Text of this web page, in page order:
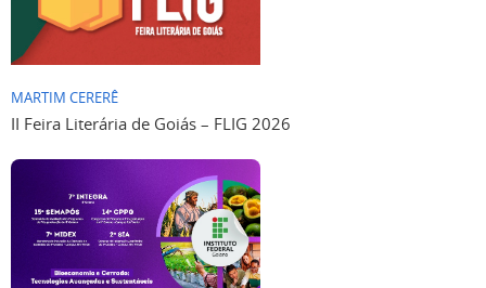
MARTIM CERERÊ
II Feira Literária de Goiás – FLIG 2026